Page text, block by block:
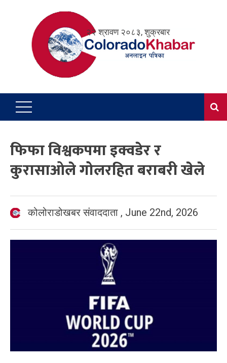
२२ श्रावण २०८३, शुक्रबार
फिफा विश्वकपमा इक्वडेर र
कुरासाओले गोलरहित बराबरी खेले
कोलोराडोखबर संवाददाता , June 22nd, 2026